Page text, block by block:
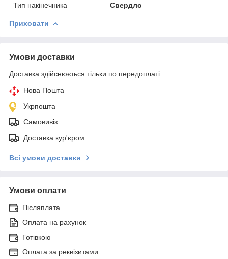
Тип накінечника Свердло
Приховати
Умови доставки
Доставка здійснюється тільки по передоплаті.
Нова Пошта
Укрпошта
Самовивіз
Доставка кур'єром
Всі умови доставки
Умови оплати
Післяплата
Оплата на рахунок
Готівкою
Оплата за реквізитами